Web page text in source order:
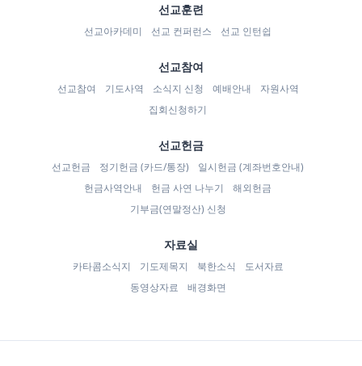
선교훈련
선교아카데미 선교 컨퍼런스 선교 인턴쉽
선교참여
선교참여 기도사역 소식지 신청 예배안내
자원사역
집회신청하기
선교헌금
선교헌금 정기헌금 (카드/통장)
일시헌금 (계좌번호안내)
헌금사역안내
헌금 사연 나누기
해외헌금
기부금(연말정산) 신청
자료실
카타콤소식지 기도제목지 북한소식
도서자료
동영상자료
배경화면